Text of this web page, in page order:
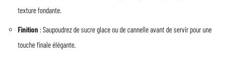
texture fondante.
Finition : Saupoudrez de sucre glace ou de cannelle avant de servir pour une
touche finale élégante.